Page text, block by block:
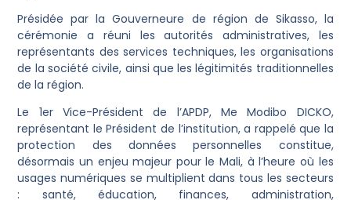
Présidée par la Gouverneure de région de Sikasso, la
cérémonie a réuni les autorités administratives, les
représentants des services techniques, les organisations
de la société civile, ainsi que les légitimités traditionnelles
de la région.
Le 1er Vice-Président de l’APDP, Me Modibo DICKO,
représentant le Président de l’institution, a rappelé que la
protection des données personnelles constitue,
désormais un enjeu majeur pour le Mali, à l’heure où les
usages numériques se multiplient dans tous les secteurs
: santé, éducation, finances, administration,